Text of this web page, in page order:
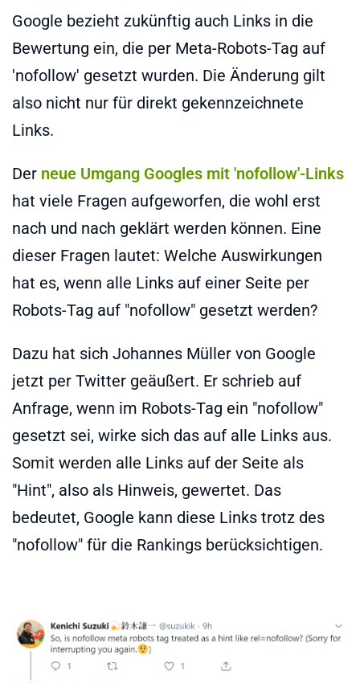
Google bezieht zukünftig auch Links in die
Bewertung ein, die per Meta-Robots-Tag auf
'nofollow' gesetzt wurden. Die Änderung gilt
also nicht nur für direkt gekennzeichnete
Links.
Der neue Umgang Googles mit 'nofollow'-Links
hat viele Fragen aufgeworfen, die wohl erst
nach und nach geklärt werden können. Eine
dieser Fragen lautet: Welche Auswirkungen
hat es, wenn alle Links auf einer Seite per
Robots-Tag auf "nofollow" gesetzt werden?
Dazu hat sich Johannes Müller von Google
jetzt per Twitter geäußert. Er schrieb auf
Anfrage, wenn im Robots-Tag ein "nofollow"
gesetzt sei, wirke sich das auf alle Links aus.
Somit werden alle Links auf der Seite als
"Hint", also als Hinweis, gewertet. Das
bedeutet, Google kann diese Links trotz des
"nofollow" für die Rankings berücksichtigen.